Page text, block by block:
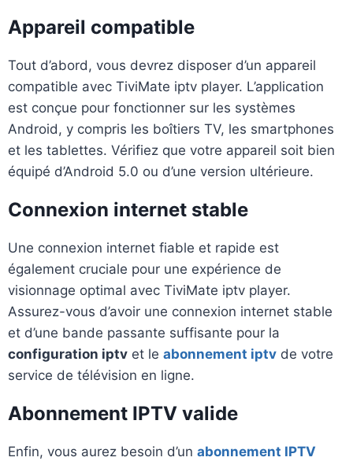
Appareil compatible
Tout d’abord, vous devrez disposer d’un appareil
compatible avec TiviMate iptv player. L’application
est conçue pour fonctionner sur les systèmes
Android, y compris les boîtiers TV, les smartphones
et les tablettes. Vérifiez que votre appareil soit bien
équipé d’Android 5.0 ou d’une version ultérieure.
Connexion internet stable
Une connexion internet fiable et rapide est
également cruciale pour une expérience de
visionnage optimal avec TiviMate iptv player.
Assurez-vous d’avoir une connexion internet stable
et d’une bande passante suffisante pour la
configuration iptv et le abonnement iptv de votre
service de télévision en ligne.
Abonnement IPTV valide
Enfin, vous aurez besoin d’un abonnement IPTV